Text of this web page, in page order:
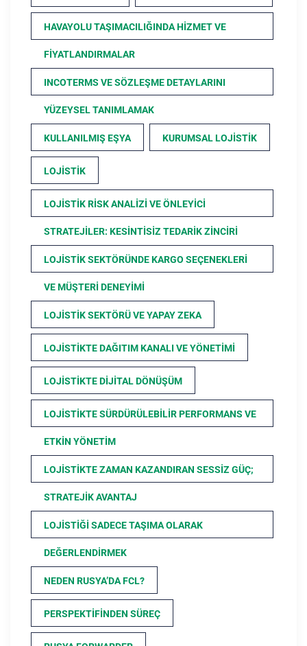
HAVAYOLU TAŞIMACILIĞINDA HIZMET VE
FIYATLANDIRMALAR
INCOTERMS VE SÖZLEŞME DETAYLARINI
YÜZEYSEL TANIMLAMAK
KULLANILMIŞ EŞYA KURUMSAL LOJISTIK
LOJISTIK
LOJISTIK RISK ANALIZI VE ÖNLEYICI
STRATEJILER: KESINTISIZ TEDARIK ZINCIRI
LOJISTIK SEKTÖRÜNDE KARGO SEÇENEKLERI
VE MÜŞTERI DENEYIMI
LOJISTIK SEKTÖRÜ VE YAPAY ZEKA
LOJISTIKTE DAĞITIM KANALI VE YÖNETIMI
LOJISTIKTE DIJITAL DÖNÜŞÜM
LOJISTIKTE SÜRDÜRÜLEBILIR PERFORMANS VE
ETKIN YÖNETIM
LOJISTIKTE ZAMAN KAZANDIRAN SESSIZ GÜÇ;
STRATEJIK AVANTAJ
LOJISTIĞI SADECE TAŞIMA OLARAK
DEĞERLENDIRMEK
NEDEN RUSYA’DA FCL?
PERSPEKTIFINDEN SÜREÇ